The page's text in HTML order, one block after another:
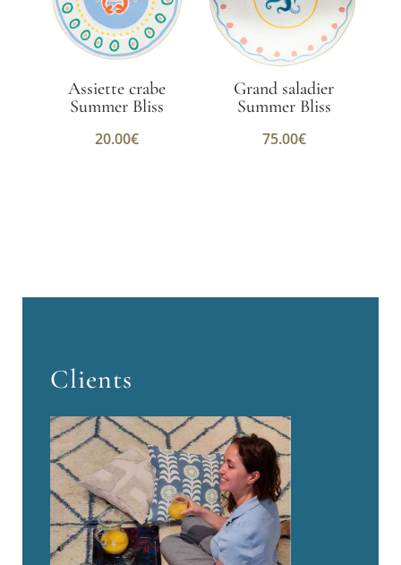
Assiette crabe
Summer Bliss
20.00€
Grand saladier
Summer Bliss
75.00€
Clients